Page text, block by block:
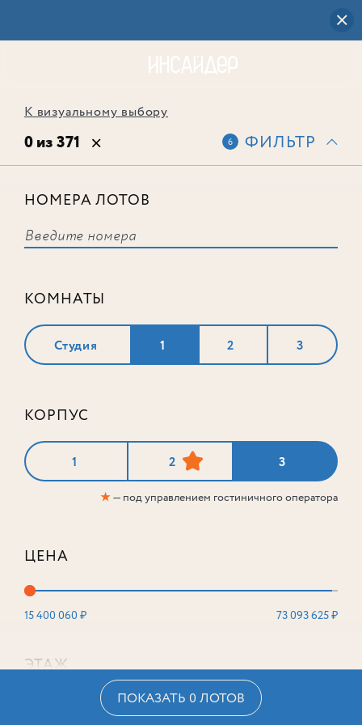
К визуальному выбору
0 из 371 6 ФИЛЬТР
НОМЕРА ЛОТОВ
КОМНАТЫ
Студия 1 2 3
КОРПУС
1 2 3
★— под управлением гостиничного оператора
ЦЕНА
15 400 060 ₽ 73 093 625 ₽
ЭТАЖ
ПОКАЗАТЬ 0 ЛОТОВ
соответствует ни одного лота